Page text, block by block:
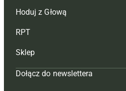
Redakcja
Reklama
Tagi
Mapa serwisu
Hoduj z Głową
Hoduj z głową bydło
Hoduj z głową świnie
Prenumerata
RPT
Redakcja
Prenumerata
Sklep
Czasopisma i prenumerata
Dołącz do newslettera